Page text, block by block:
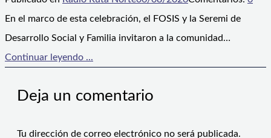
En el marco de esta celebración, el FOSIS y la Seremi de
Desarrollo Social y Familia invitaron a la comunidad…
Continuar leyendo ...
Deja un comentario
Tu dirección de correo electrónico no será publicada.